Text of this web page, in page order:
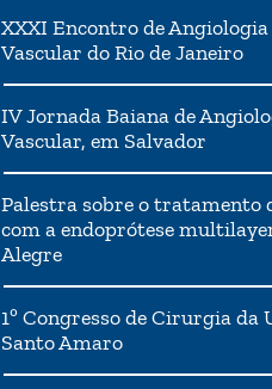
XXXI Encontro de
Vascular do Rio de Janeiro
IV Jornada Baiana de
Vascular, em Salvador
Palestra sobre o tratamento
com a endoprótese
Alegre
1º Congresso de Cirurgia da
Santo Amaro